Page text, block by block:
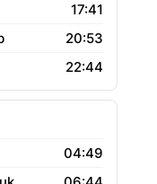
17:41
20:53
22:44
04:49